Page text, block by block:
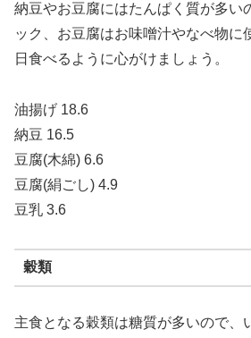
納豆やお豆腐にはたんぱく質が多い
ック、お豆腐はお味噌汁やなべ物に
日食べるように心がけましょう。
油揚げ 18.6
納豆 16.5
豆腐(木綿) 6.6
豆腐(絹ごし) 4.9
豆乳 3.6
穀類
主食となる穀類は糖質が多いので、